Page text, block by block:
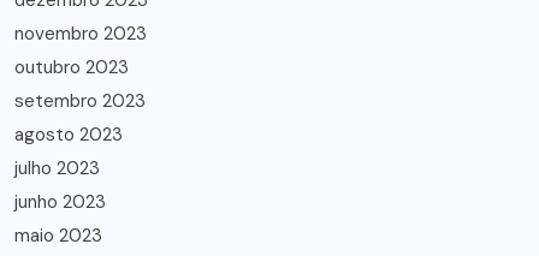
novembro 2023
outubro 2023
setembro 2023
agosto 2023
julho 2023
junho 2023
maio 2023